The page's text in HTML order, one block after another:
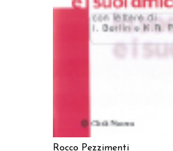
AGGIUNGI AL CARRELLO
Rocco Pezzimenti